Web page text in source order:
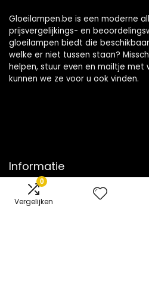
0
Vergelijken
Gloeilampen.be is een moderne
prijsvergelijkings- en
gloeilampen biedt die
welke er niet tussen staan?
helpen, stuur even en mailtje met
kunnen we ze voor u ook vinden.
Informatie
Contact